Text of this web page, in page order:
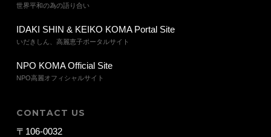
世界平和の為の語り合い
IDAKI SHIN & KEIKO KOMA Portal Site
いだきしん、高麗恵子ポータルサイト
NPO KOMA Official Site
NPO高麗オフィシャルサイト
CONTACT US
〒106-0032